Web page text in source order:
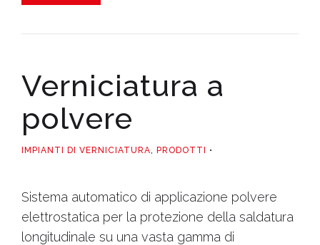
Verniciatura a
polvere
IMPIANTI DI VERNICIATURA, PRODOTTI
Sistema automatico di applicazione polvere
elettrostatica per la protezione della saldatura
longitudinale su una vasta gamma di